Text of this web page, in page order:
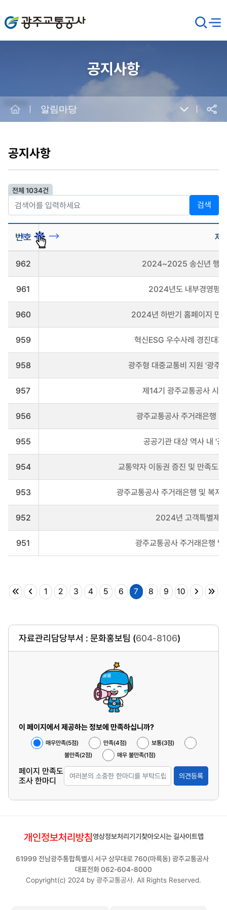
광주교통공사
검
색
창
메뉴
공지사항
공유
알림마당
공지사항
전체 1034건
검색
사
시
트
타
번호 제
962 2024~2025 송신년 행사
961 2024년도 내부경영평
960 2024년 하반기 홈페이지 만
959 혁신ESG 우수사례 경진대
958 광주형 대중교통비 지원 '광
957 제14기 광주교통공사 시
956 광주교통공사 주거래은행
955 공공기관 대상 역사 내 '
954 교통약자 이동권 증진 및 만족도
953 광주교통공사 주거래은행 및 복지
952 2024년 고객특별제
951 광주교통공사 주거래은행
1 2 3 4 5 6 7 8 9 10
자료관리담당부서 : 문화홍보팀 (604-8106)
이 페이지에서 제공하는 정보에 만족하십니까?
매우만족(5점) 만족(4점)
보통(3점)
불만족(2점)
매우 불만족(1점)
페이지 만족도
조사 한마디
의견등록
개인정보처리방침영상정보처리기기 찾아오시는 길사이트맵
61999 전남광주통합특별시 서구 상무대로 760(마륵동) 광주교통공사
대표전화 062-604-8000
Copyright(c) 2024 by 광주교통공사. All Rights Reserved.